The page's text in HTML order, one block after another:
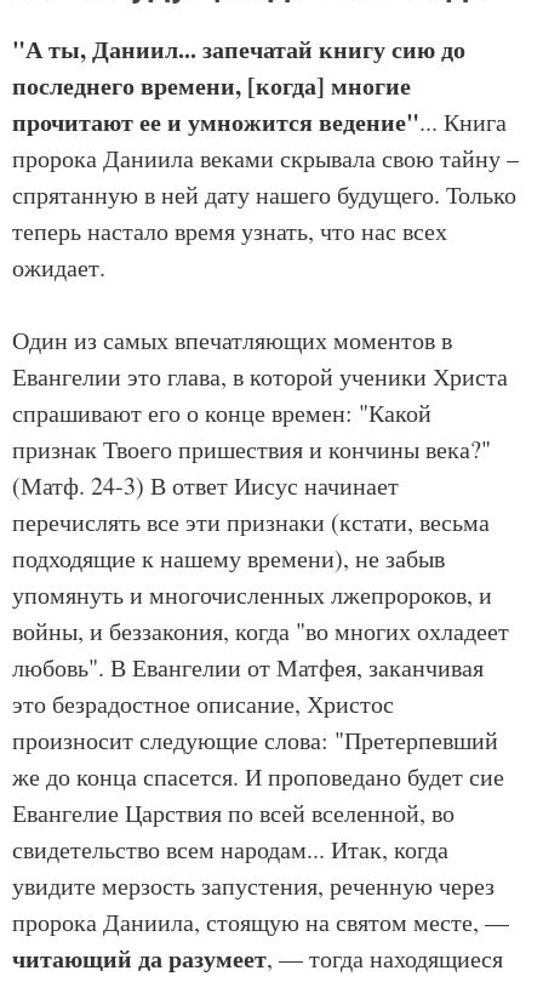
"А ты, Даниил... запечатай книгу сию до
последнего времени, [когда] многие
прочитают ее и умножится ведение"... Книга
пророка Даниила веками скрывала свою тайну –
спрятанную в ней дату нашего будущего. Только
теперь настало время узнать, что нас всех
ожидает.
Один из самых впечатляющих моментов в
Евангелии это глава, в которой ученики Христа
спрашивают его о конце времен: "Какой
признак Твоего пришествия и кончины века?"
(Матф. 24-3) В ответ Иисус начинает
перечислять все эти признаки (кстати, весьма
подходящие к нашему времени), не забыв
упомянуть и многочисленных лжепророков, и
войны, и беззакония, когда "во многих охладеет
любовь". В Евангелии от Матфея, заканчивая
это безрадостное описание, Христос
произносит следующие слова: "Претерпевший
же до конца спасется. И проповедано будет сие
Евангелие Царствия по всей вселенной, во
свидетельство всем народам... Итак, когда
увидите мерзость запустения, реченную через
пророка Даниила, стоящую на святом месте, —
читающий да разумеет, — тогда находящиеся